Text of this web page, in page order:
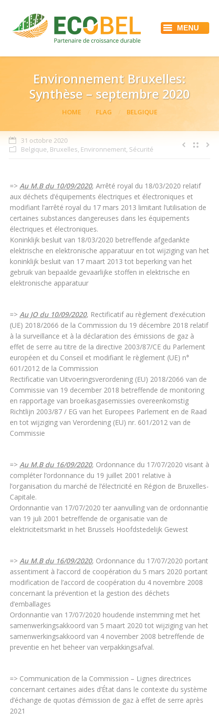
MENU
ACCUEIL
RÉFÉRENCES
ACTUALITÉS
EMPLOI
CONTACT
Environnement Bruxelles:
Synthèse – septembre 2020
HOME FLAG BELGIQUE
31 octobre 2020
Belgique, Bruxelles, Environnement, Sécurité
=> Au M.B du 10/09/2020, Arrêté royal du 18/03/2020 relatif
aux déchets d’équipements électriques et électroniques et
modifiant l’arrêté royal du 17 mars 2013 limitant l’utilisation de
certaines substances dangereuses dans les équipements
électriques et électroniques.
Koninklijk besluit van 18/03/2020 betreffende afgedankte
elektrische en elektronische apparatuur en tot wijziging van het
koninklijk besluit van 17 maart 2013 tot beperking van het
gebruik van bepaalde gevaarlijke stoffen in elektrische en
elektronische apparatuur
=> Au JO du 10/09/2020, Rectificatif au règlement d’exécution
(UE) 2018/2066 de la Commission du 19 décembre 2018 relatif
à la surveillance et à la déclaration des émissions de gaz à
effet de serre au titre de la directive 2003/87/CE du Parlement
européen et du Conseil et modifiant le règlement (UE) n°
601/2012 de la Commission
Rectificatie van Uitvoeringsverordening (EU) 2018/2066 van de
Commissie van 19 december 2018 betreffende de monitoring
en rapportage van broeikasgasemissies overeenkomstig
Richtlijn 2003/87 / EG van het Europees Parlement en de Raad
en tot wijziging van Verordening (EU) nr. 601/2012 van de
Commissie
=> Au M.B du 16/09/2020, Ordonnance du 17/07/2020 visant à
compléter l’ordonnance du 19 juillet 2001 relative à
l’organisation du marché de l’électricité en Région de Bruxelles-
Capitale.
Ordonnantie van 17/07/2020 ter aanvulling van de ordonnantie
van 19 juli 2001 betreffende de organisatie van de
elektriciteitsmarkt in het Brussels Hoofdstedelijk Gewest
=> Au M.B du 16/09/2020, Ordonnance du 17/07/2020 portant
assentiment à l’accord de coopération du 5 mars 2020 portant
modification de l’accord de coopération du 4 novembre 2008
concernant la prévention et la gestion des déchets
d’emballages
Ordonnantie van 17/07/2020 houdende instemming met het
samenwerkingsakkoord van 5 maart 2020 tot wijziging van het
samenwerkingsakkoord van 4 november 2008 betreffende de
preventie en het beheer van verpakkingsafval.
=> Communication de la Commission – Lignes directrices
concernant certaines aides d’État dans le contexte du système
d’échange de quotas d’émission de gaz à effet de serre après
2021